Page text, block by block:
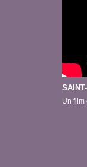
Un film